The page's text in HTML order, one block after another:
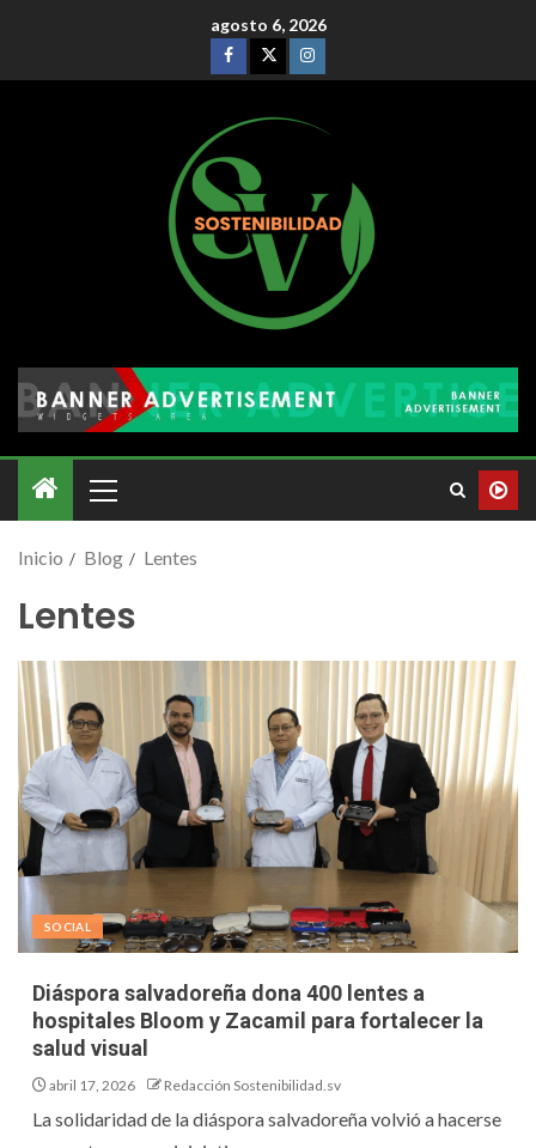
agosto 6, 2026
Inicio Blog Lentes
Lentes
SOCIAL
Diáspora salvadoreña dona 400 lentes a
hospitales Bloom y Zacamil para fortalecer la
salud visual
abril 17, 2026 Redacción Sostenibilidad.sv
La solidaridad de la diáspora salvadoreña volvió a hacerse